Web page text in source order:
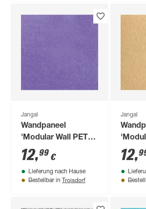
Jangal
Wandpaneel
'Modular Wall PET
11201A' violett 52 x
52 cm
12,99 €
Lieferung nach Hause
Bestellbar in Troisdorf
Jangal
12,